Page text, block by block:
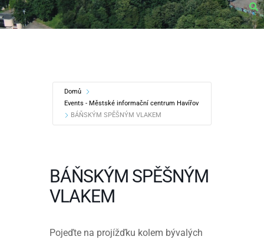
Domů
Events - Městské informační centrum Havířov
BÁŇSKÝM SPĚŠNÝM VLAKEM
BÁŇSKÝM SPĚŠNÝM
VLAKEM
Pojeďte na projížďku kolem bývalých